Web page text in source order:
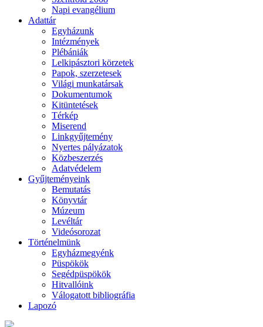
Napi evangélium
Adattár
Egyházunk
Intézmények
Plébániák
Lelkipásztori körzetek
Papok, szerzetesek
Világi munkatársak
Dokumentumok
Kitüntetések
Térkép
Miserend
Linkgyűjtemény
Nyertes pályázatok
Közbeszerzés
Adatvédelem
Gyűjteményeink
Bemutatás
Könyvtár
Múzeum
Levéltár
Videósorozat
Történelmünk
Egyházmegyénk
Püspökök
Segédpüspökök
Hitvallóink
Válogatott bibliográfia
Lapozó